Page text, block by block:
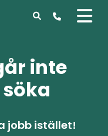
inte
jobb istället!